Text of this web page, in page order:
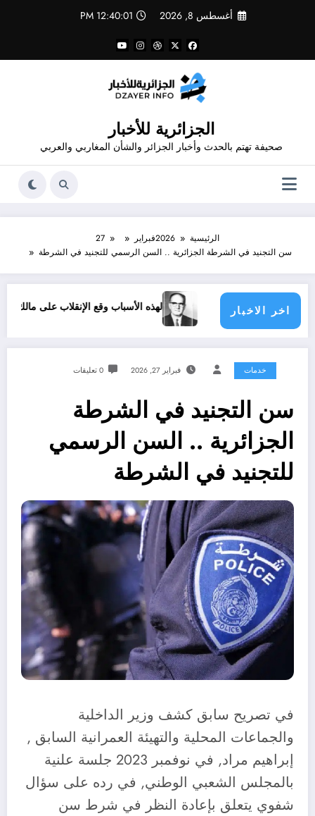
أغسطس 8, 2026 12:40:02 PM
الجزائرية للأخبار
صحيفة تهتم بالحدث وأخبار الجزائر والشأن المغاربي والعربي
الرئيسية 2026فبراير
27
سن التجنيد في الشرطة الجزائرية .. السن الرسمي للتجنيد في الشرطة
اخر الاخبار
الرياضية لهذه الأسباب وقع الإنقلاب على مالك بن نبي
خدمات فبراير 27, 2026 0 تعليقات
سن التجنيد في الشرطة
الجزائرية .. السن الرسمي
للتجنيد في الشرطة
في تصريح سابق كشف وزير الداخلية
والجماعات المحلية والتهيئة العمرانية السابق ,
إبراهيم مراد, في نوفمبر 2023 جلسة علنية
بالمجلس الشعبي الوطني, في رده على سؤال
شفوي يتعلق بإعادة النظر في شرط سن